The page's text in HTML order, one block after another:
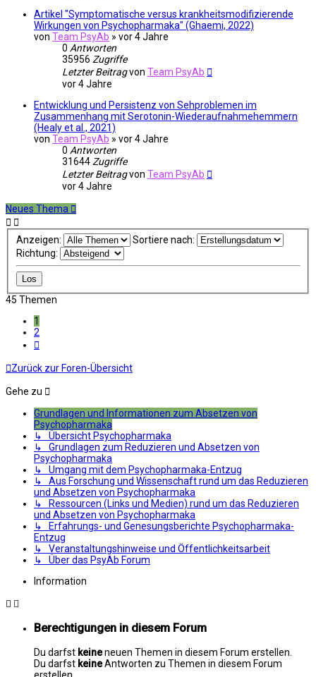
Artikel "Symptomatische versus krankheitsmodifizierende
Wirkungen von Psychopharmaka" (Ghaemi, 2022)
von Team PsyAb » vor 4 Jahre
0 Antworten
35956 Zugriffe
Letzter Beitragvon Team PsyAb
vor 4 Jahre
Entwicklung und Persistenz von Sehproblemen im
Zusammenhang mit Serotonin-Wiederaufnahmehemmern
(Healy et al., 2021)
von Team PsyAb » vor 4 Jahre
0 Antworten
31644 Zugriffe
Letzter Beitragvon Team PsyAb
vor 4 Jahre
Neues Thema
Anzeigen:
Sortiere nach:
Richtung:
45 Themen
1
2
Zurück zur Foren-Übersicht
Gehe zu
Grundlagen und Informationen zum Absetzen von
Psychopharmaka
↳ Übersicht Psychopharmaka
↳ Grundlagen zum Reduzieren und Absetzen von
Psychopharmaka
↳ Umgang mit dem Psychopharmaka-Entzug
↳ Aus Forschung und Wissenschaft rund um das Reduzieren
und Absetzen von Psychopharmaka
↳ Ressourcen (Links und Medien) rund um das Reduzieren
und Absetzen von Psychopharmaka
↳ Erfahrungs- und Genesungsberichte Psychopharmaka-
Entzug
↳ Veranstaltungshinweise und Öffentlichkeitsarbeit
↳ Über das PsyAb Forum
Information
Berechtigungen in diesem Forum
Du darfst keineneuen Themen in diesem Forum erstellen.
Du darfst keineAntworten zu Themen in diesem Forum
erstellen.